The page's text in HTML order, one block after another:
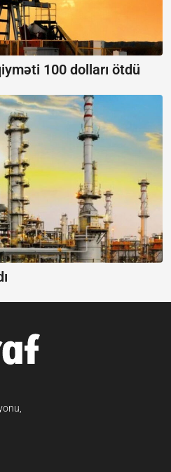
100 dolları ötdü